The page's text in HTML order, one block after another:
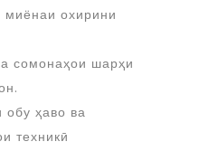
миёнаи охирини
сомонаҳои шарҳи
обу ҳаво ва
техникӣ